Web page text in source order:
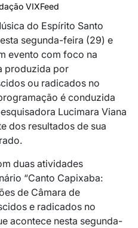
VIXFeed
do Espírito Santo
segunda-feira (29) e
evento com foco na
produzida por
ou radicados no
é conduzida
Lucimara Viana
dos resultados de sua
duas atividades
“Canto Capixaba:
de Câmara de
e radicados no
acontece nesta segunda-